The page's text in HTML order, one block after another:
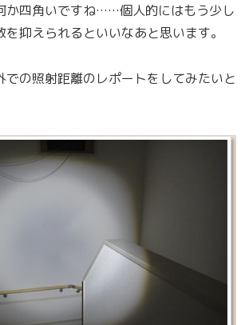
か四角いですね……個人的にはもう少し
抑えられるといいなあと思います。
での照射距離のレポートをしてみたいと